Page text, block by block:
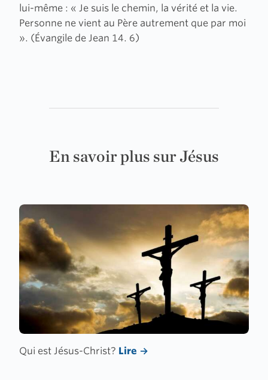
lui-même : « Je suis le chemin, la vérité et la vie.
Personne ne vient au Père autrement que par moi
». (Évangile de Jean 14. 6)
En savoir plus sur Jésus
Qui est Jésus-Christ? Lire